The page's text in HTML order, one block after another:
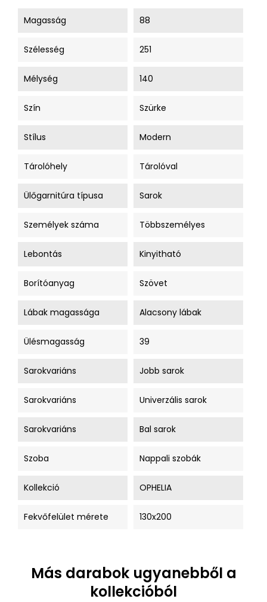
Magasság 88
Szélesség 251
Mélység 140
Szín Szürke
Stílus Modern
Tárolóhely Tárolóval
Ülőgarnitúra típusa Sarok
Személyek száma Többszemélyes
Lebontás Kinyitható
Borítóanyag Szövet
Lábak magassága Alacsony lábak
Ülésmagasság 39
Sarokvariáns Jobb sarok
Sarokvariáns Univerzális sarok
Sarokvariáns Bal sarok
Szoba Nappali szobák
Kollekció OPHELIA
Fekvőfelület mérete 130x200
Más darabok ugyanebből a
kollekcióból